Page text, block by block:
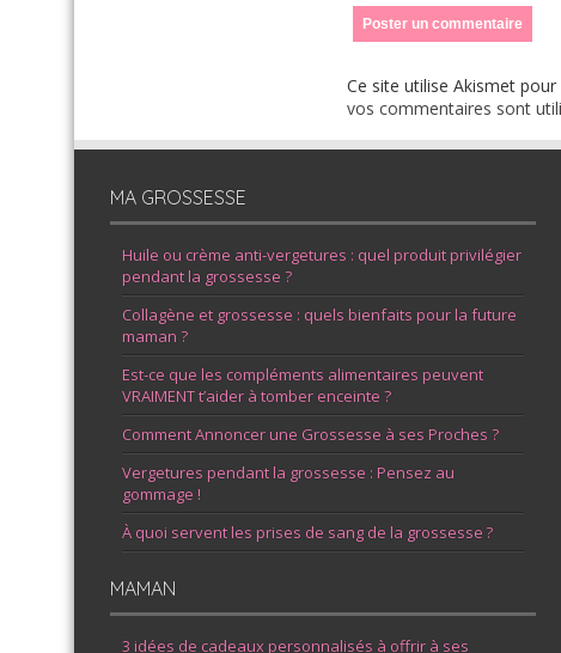
Ce site utilise Akismet
vos commentaires sont
MA GROSSESSE
Huile ou crème anti-vergetures : quel produit privilégier
pendant la grossesse ?
Collagène et grossesse : quels bienfaits pour la future
maman ?
Est-ce que les compléments alimentaires peuvent
VRAIMENT t’aider à tomber enceinte ?
Comment Annoncer une Grossesse à ses Proches ?
Vergetures pendant la grossesse : Pensez au
gommage !
À quoi servent les prises de sang de la grossesse ?
MAMAN
3 idées de cadeaux personnalisés à offrir à ses